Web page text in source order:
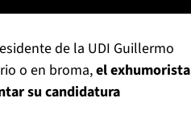
de la UDI Guillermo
o en broma,el exhumorista
su candidatura